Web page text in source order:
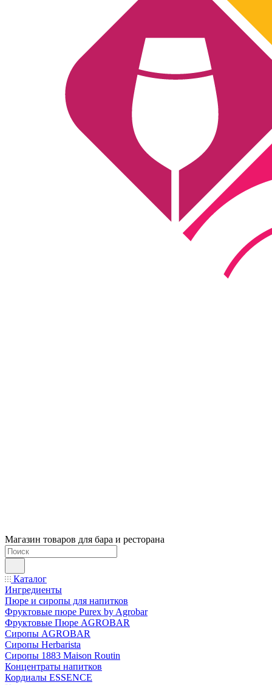
Магазин товаров для бара и ресторана
Каталог
Ингредиенты
Пюре и сиропы для напитков
Фруктовые пюре Purex by Agrobar
Фруктовые Пюре AGROBAR
Сиропы AGROBAR
Сиропы Herbarista
Сиропы 1883 Maison Routin
Концентраты напитков
Кордиалы ESSENCE